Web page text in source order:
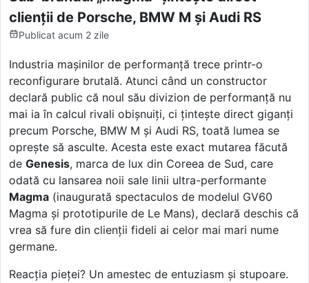
clienții de Porsche, BMW M și Audi RS
Publicat acum 2 zile
Industria mașinilor de performanță trece printr-o
reconfigurare brutală. Atunci când un constructor
declară public că noul său divizion de performanță nu
mai ia în calcul rivali obișnuiți, ci țintește direct giganți
precum Porsche, BMW M și Audi RS, toată lumea se
oprește să asculte. Acesta este exact mutarea făcută
de Genesis, marca de lux din Coreea de Sud, care
odată cu lansarea noii sale linii ultra-performante
Magma (inaugurată spectaculos de modelul GV60
Magma și prototipurile de Le Mans), declară deschis că
vrea să fure din clienții fideli ai celor mai mari nume
germane.
Reacția pieței? Un amestec de entuziasm și stupoare.